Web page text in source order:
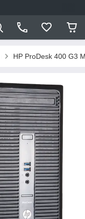
HP ProDesk 400 G3